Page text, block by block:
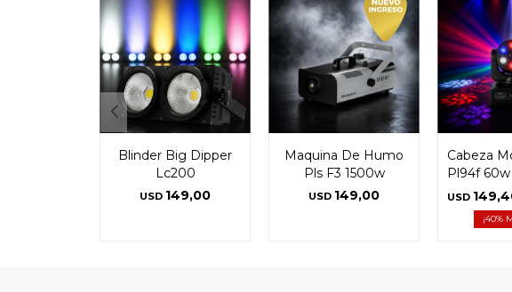
Blinder Big Dipper
Lc200
USD 149,00
Maquina De Humo
Pls F3 1500w
USD 149,00
Cabeza
Pl94f 60w
USD
40